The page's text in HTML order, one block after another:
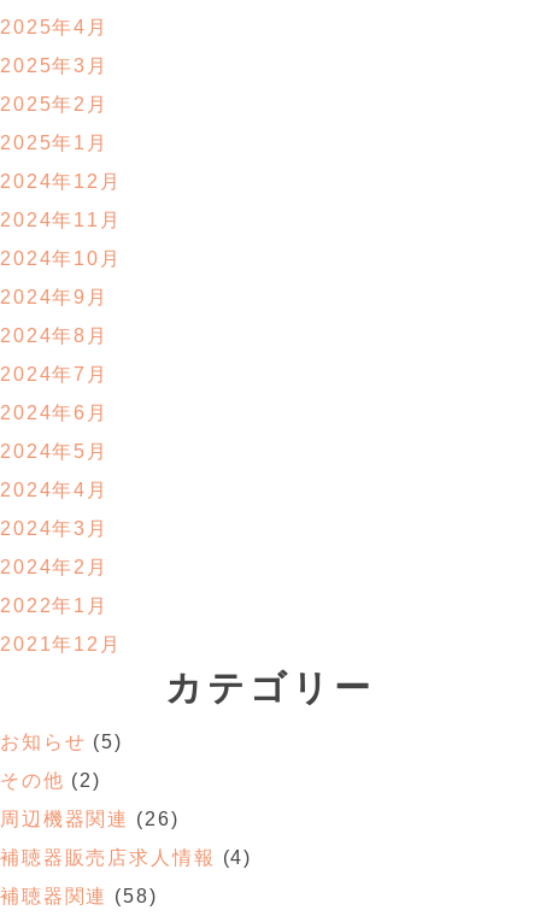
2025年4月
2025年3月
2025年2月
2025年1月
2024年12月
2024年11月
2024年10月
2024年9月
2024年8月
2024年7月
2024年6月
2024年5月
2024年4月
2024年3月
2024年2月
2022年1月
2021年12月
カテゴリー
お知らせ (5)
その他 (2)
周辺機器関連 (26)
補聴器販売店求人情報
(4)
補聴器関連 (58)